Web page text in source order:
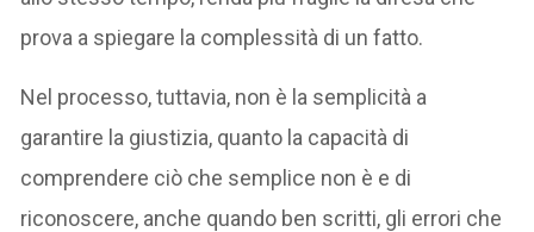
prova a spiegare la complessità di un fatto.
Nel processo, tuttavia, non è la semplicità a
garantire la giustizia, quanto la capacità di
comprendere ciò che semplice non è e di
riconoscere, anche quando ben scritti, gli errori che